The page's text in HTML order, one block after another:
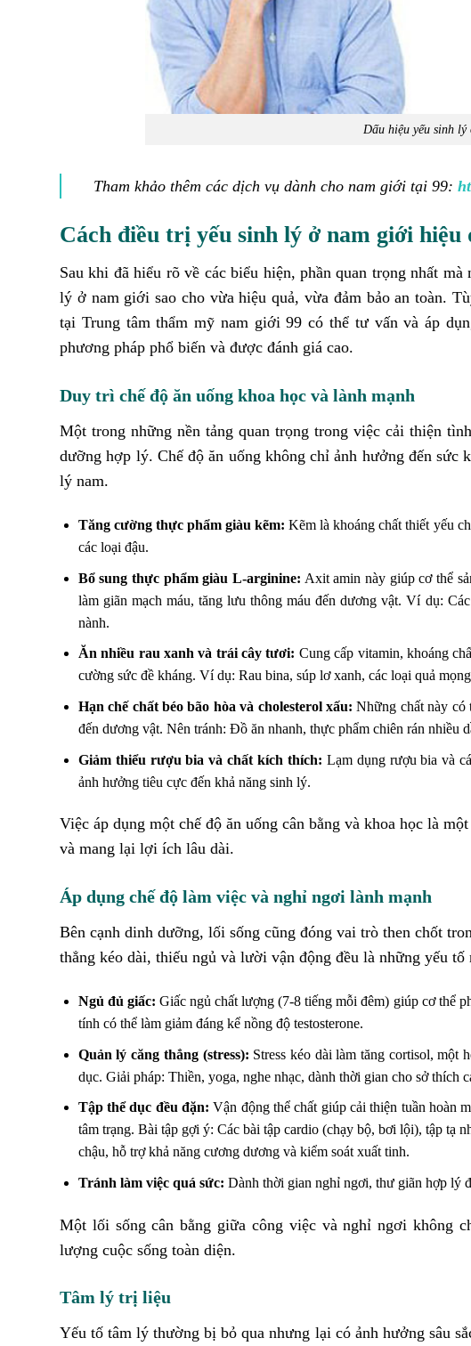
Dấu hiệu yếu sinh
Tham khảo thêm các dịch vụ dành cho nam giới tại 99:
Cách điều trị yếu sinh lý ở nam giới hiệu
Sau khi đã hiểu rõ về các biểu hiện, phần quan trọng nhất
lý ở nam giới sao cho vừa hiệu quả, vừa đảm bảo an toàn.
tại Trung tâm thẩm mỹ nam giới 99 có thể tư vấn và áp
phương pháp phổ biến và được đánh giá cao.
Duy trì chế độ ăn uống khoa học và lành mạnh
Một trong những nền tảng quan trọng trong việc cải thiện
dưỡng hợp lý. Chế độ ăn uống không chỉ ảnh hưởng đến sức
lý nam.
Tăng cường thực phẩm giàu kẽm: Kẽm là khoáng chất thiết yếu
các loại đậu.
Bổ sung thực phẩm giàu L-arginine: Axit amin này giúp cơ thể
làm giãn mạch máu, tăng lưu thông máu đến dương vật. Ví dụ:
nành.
Ăn nhiều rau xanh và trái cây tươi: Cung cấp vitamin, khoáng
cường sức đề kháng. Ví dụ: Rau bina, súp lơ xanh, các loại quả
Hạn chế chất béo bão hòa và cholesterol xấu: Những chất này có
đến dương vật. Nên tránh: Đồ ăn nhanh, thực phẩm chiên rán nhiều
Giảm thiểu rượu bia và chất kích thích: Lạm dụng rượu bia và
ảnh hưởng tiêu cực đến khả năng sinh lý.
Việc áp dụng một chế độ ăn uống cân bằng và khoa học là
và mang lại lợi ích lâu dài.
Áp dụng chế độ làm việc và nghỉ ngơi lành mạnh
Bên cạnh dinh dưỡng, lối sống cũng đóng vai trò then chốt
thẳng kéo dài, thiếu ngủ và lười vận động đều là những yếu
Ngủ đủ giấc: Giấc ngủ chất lượng (7-8 tiếng mỗi đêm) giúp cơ thể
tính có thể làm giảm đáng kể nồng độ testosterone.
Quản lý căng thẳng (stress): Stress kéo dài làm tăng cortisol, một
dục. Giải pháp: Thiền, yoga, nghe nhạc, dành thời gian cho sở thích
Tập thể dục đều đặn: Vận động thể chất giúp cải thiện tuần hoàn
tâm trạng. Bài tập gợi ý: Các bài tập cardio (chạy bộ, bơi lội), tập tạ
chậu, hỗ trợ khả năng cương dương và kiểm soát xuất tinh.
Tránh làm việc quá sức: Dành thời gian nghỉ ngơi, thư giãn hợp lý
Một lối sống cân bằng giữa công việc và nghỉ ngơi không
lượng cuộc sống toàn diện.
Tâm lý trị liệu
Yếu tố tâm lý thường bị bỏ qua nhưng lại có ảnh hưởng sâu